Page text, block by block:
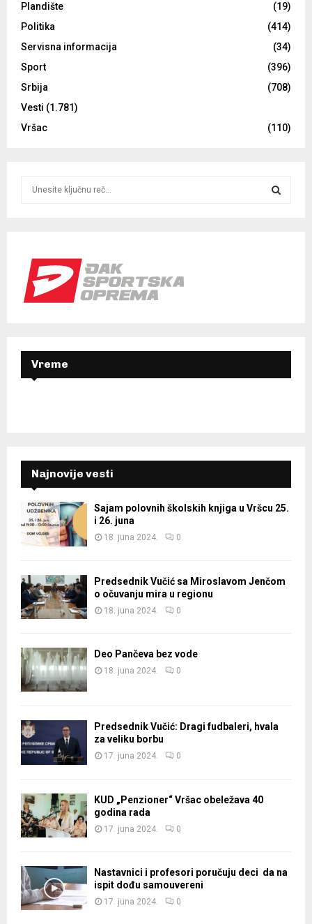
Plandište
(19)
Politika
(414)
Servisna informacija
(34)
Sport
(396)
Srbija
(708)
Vesti (1.781)
Vršac
(110)
o
r
Vreme
Najnovije vesti
Sajam polovnih školskih knjiga u Vršcu 25.
i 26. juna
18. juna 2024. 0
Predsednik Vučić sa Miroslavom Jenčom
o očuvanju mira u regionu
18. juna 2024. 0
Deo Pančeva bez vode
18. juna 2024. 0
Predsednik Vučić: Dragi fudbaleri, hvala
za veliku borbu
17. juna 2024. 0
KUD „Penzioner“ Vršac obeležava 40
godina rada
17. juna 2024. 0
Nastavnici i profesori poručuju deci da na
ispit dođu samouvereni
17. juna 2024. 0